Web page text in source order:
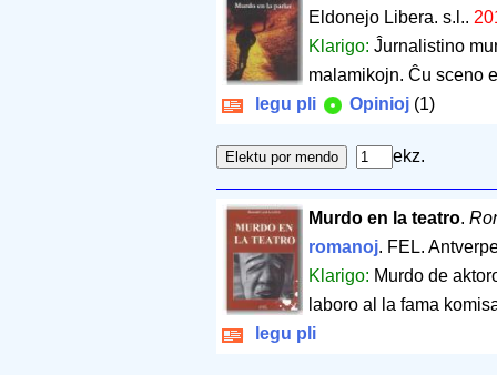
Eldonejo Libera. s.l..
Klarigo: Ĵurnalistino
malamikojn. Ĉu sceno
legu pli
Opinioj (1)
ekz.
Murdo en la teatro.
romanoj. FEL.
Klarigo: Murdo de
laboro al la fama
legu pli